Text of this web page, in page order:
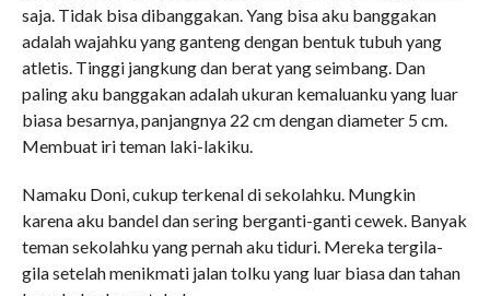
saja. Tidak bisa dibanggakan. Yang bisa aku banggakan
adalah wajahku yang ganteng dengan bentuk tubuh yang
atletis. Tinggi jangkung dan berat yang seimbang. Dan
paling aku banggakan adalah ukuran kemaluanku yang luar
biasa besarnya, panjangnya 22 cm dengan diameter 5 cm.
Membuat iri teman laki-lakiku.
Namaku Doni, cukup terkenal di sekolahku. Mungkin
karena aku bandel dan sering berganti-ganti cewek. Banyak
teman sekolahku yang pernah aku tiduri. Mereka tergila-
gila setelah menikmati jalan tolku yang luar biasa dan tahan